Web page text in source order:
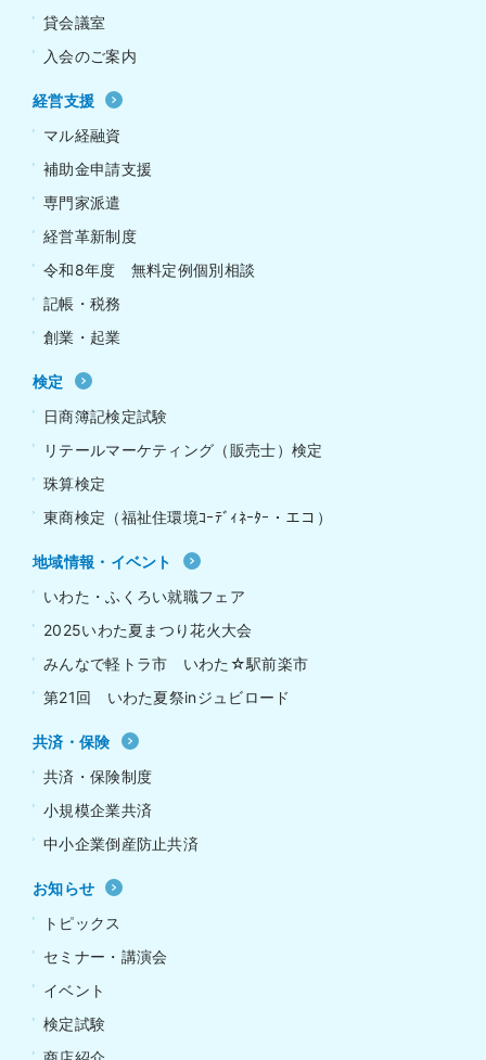
貸会議室
入会のご案内
経営支援
マル経融資
補助金申請支援
専門家派遣
経営革新制度
令和8年度 無料定例個別相談
記帳・税務
創業・起業
検定
日商簿記検定試験
リテールマーケティング（販売士）検定
珠算検定
東商検定（福祉住環境ｺｰﾃﾞｨﾈｰﾀｰ・エコ）
地域情報・イベント
いわた・ふくろい就職フェア
2025いわた夏まつり花火大会
みんなで軽トラ市 いわた☆駅前楽市
第21回 いわた夏祭inジュビロード
共済・保険
共済・保険制度
小規模企業共済
中小企業倒産防止共済
お知らせ
トピックス
セミナー・講演会
イベント
検定試験